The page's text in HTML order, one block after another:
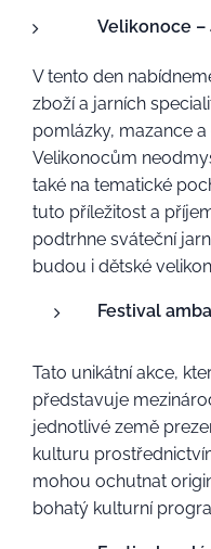
Velikonoce –
V tento den
zboží a jarních
pomlázky, mazance
Velikonocům
také na tematické
tuto příležitost a
podtrhne sváteční
budou i dětské
Festival
Tato unikátní akce,
představuje
jednotlivé země
kulturu
mohou ochutnat
bohatý kulturní